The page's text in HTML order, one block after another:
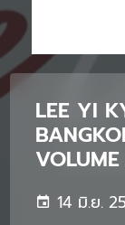
LEE YI
VOLUME
14 มิ.ย.